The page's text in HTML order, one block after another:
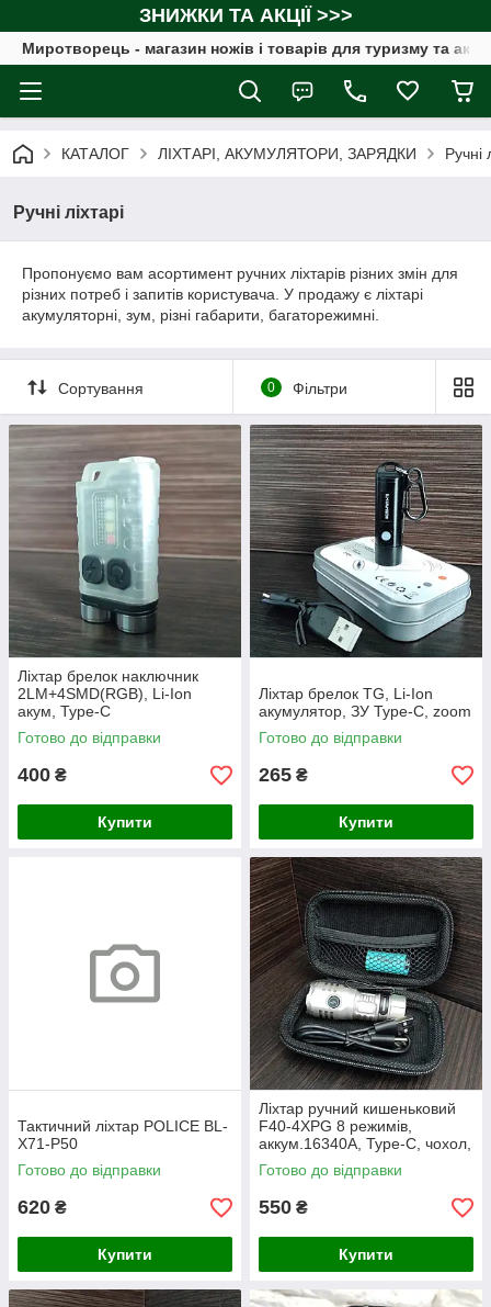
ЗНИЖКИ ТА АКЦІЇ >>>
Миротворець - магазин ножів і товарів для туризму та
КАТАЛОГ ЛІХТАРІ, АКУМУЛЯТОРИ, ЗАРЯДКИ Ручні
Ручні ліхтарі
Пропонуємо вам асортимент ручних ліхтарів різних змін для
різних потреб і запитів користувача. У продажу є ліхтарі
акумуляторні, зум, різні габарити, багаторежимні.
Сортування 0 Фільтри
Ліхтар брелок наключник
2LM+4SMD(RGB), Li-Ion
акум, Type-C
Готово до відправки
400 ₴
Купити
Ліхтар брелок TG, Li-Ion
акумулятор, ЗУ Type-C, zoom
Готово до відправки
265 ₴
Купити
Тактичний ліхтар POLICE BL-
X71-P50
Готово до відправки
620 ₴
Купити
Ліхтар ручний кишеньковий
F40-4XPG 8 режимів,
аккум.16340A, Type-C, чохол,
магніт, кліпса
Готово до відправки
550 ₴
Купити